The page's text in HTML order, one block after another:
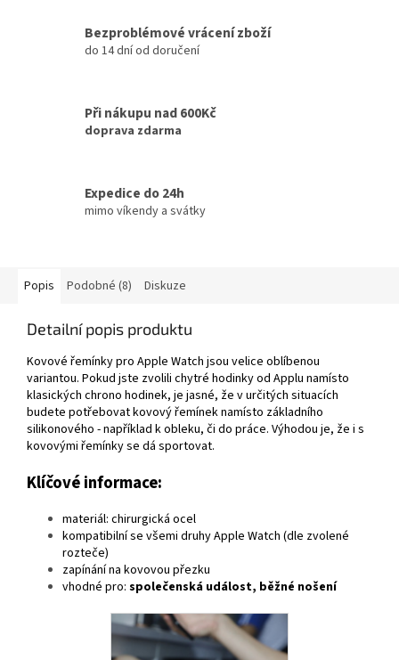
Bezproblémové vrácení zboží
do 14 dní od doručení
Při nákupu nad 600Kč
doprava zdarma
Expedice do 24h
mimo víkendy a svátky
Popis Podobné (8) Diskuze
Detailní popis produktu
Kovové řemínky pro Apple Watch jsou velice oblíbenou
variantou. Pokud jste zvolili chytré hodinky od Applu namísto
klasických chrono hodinek, je jasné, že v určitých situacích
budete potřebovat kovový řemínek namísto základního
silikonového - například k obleku, či do práce. Výhodou je, že i s
kovovými řemínky se dá sportovat.
Klíčové informace:
materiál: chirurgická ocel
kompatibilní se všemi druhy Apple Watch (dle zvolené
rozteče)
zapínání na kovovou přezku
vhodné pro: společenská událost, běžné nošení